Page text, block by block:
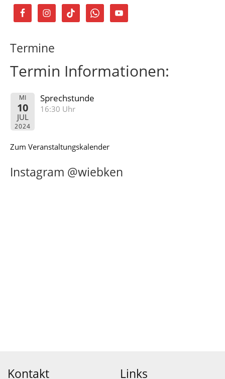
Termine
Termin Informationen:
MI
10
JUL
2024
Sprechstunde
16:30 Uhr
Zum Veranstaltungskalender
Instagram @wiebken
Kontakt Links